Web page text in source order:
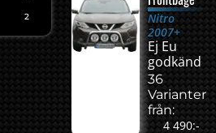
2
Nitro
2007+
Ej Eu
godkänd
36
Varianter
från:
4 490:-